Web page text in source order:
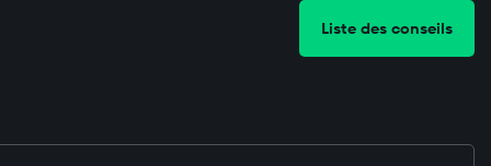
Liste des conseils